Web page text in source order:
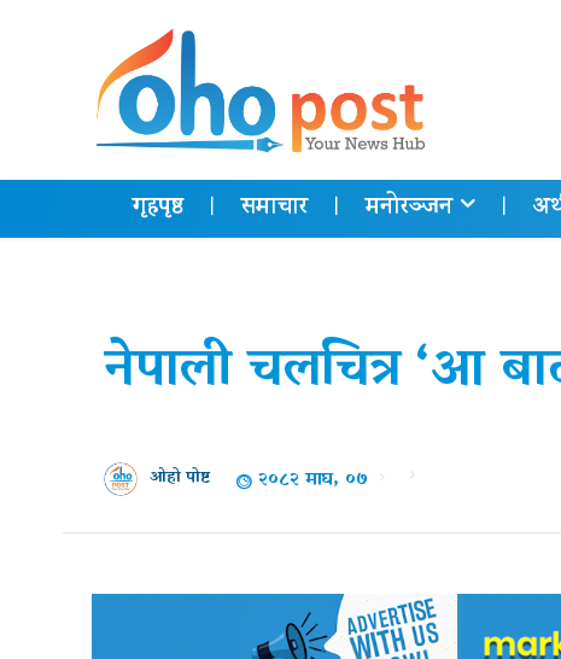
गृहपृष्ठ समाचार मनोरञ्जन
नेपाली चलचित्र ‘आ
ओहो पोष्ट २०८२ माघ, ०७